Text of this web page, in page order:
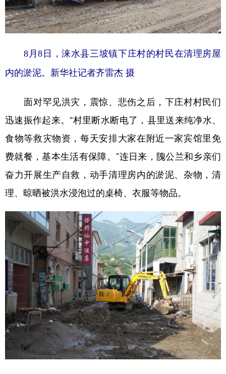
8月8日，涞水县三坡镇下庄村的村民在清理房屋
内的淤泥。新华社记者齐雷杰 摄
面对罕见洪灾，震惊、悲伤之后，下庄村村民们
迅速振作起来。“村里断水断电了，县里送来纯净水、
食物等救灾物资，每天安排大家在附近一家宾馆里免
费就餐，基本生活有保障。”连日来，隗公兰和乡亲们
奋力开展生产自救，动手清理房内的淤泥、杂物，清
理、晾晒被洪水浸泡过的桌椅、衣服等物品。